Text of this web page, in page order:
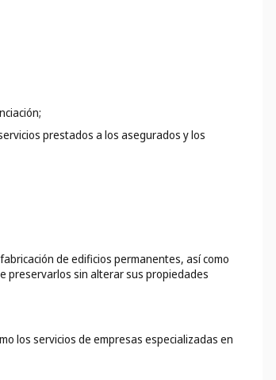
prestados a los asegurados y los
de edificios permanentes, así como
preservarlos sin alterar sus propiedades
los servicios de empresas especializadas en